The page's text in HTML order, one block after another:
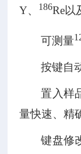
Y、 186Re以
可测量
按键自
置入样
量快速、精
键盘修